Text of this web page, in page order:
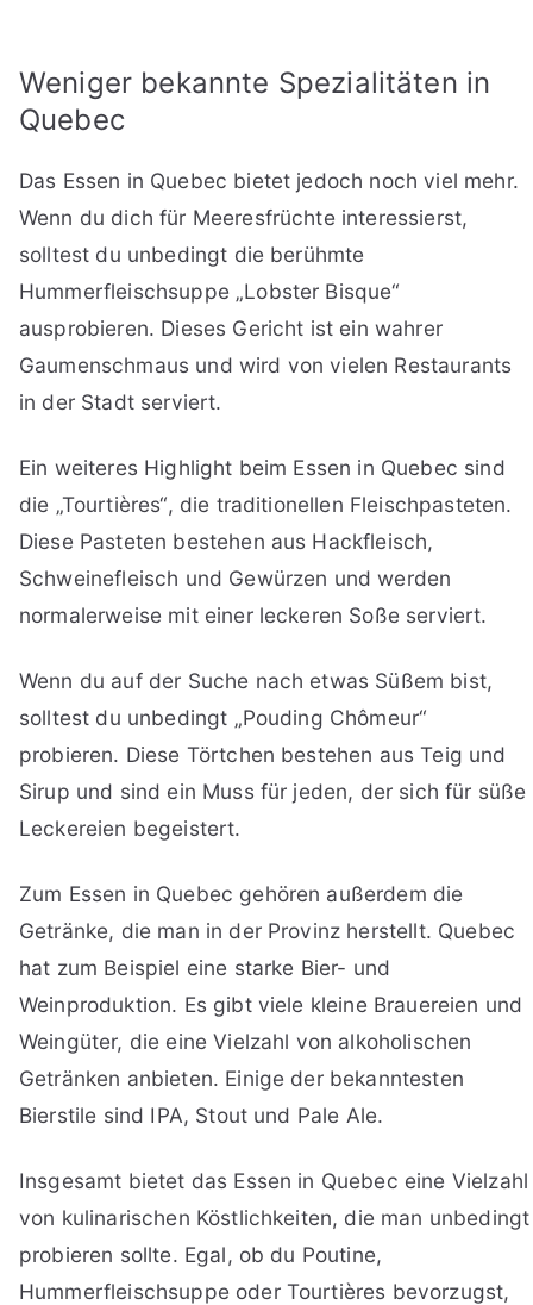
Weniger bekannte Spezialitäten in
Quebec
Das Essen in Quebec bietet jedoch noch viel mehr.
Wenn du dich für Meeresfrüchte interessierst,
solltest du unbedingt die berühmte
Hummerfleischsuppe „Lobster Bisque“
ausprobieren. Dieses Gericht ist ein wahrer
Gaumenschmaus und wird von vielen Restaurants
in der Stadt serviert.
Ein weiteres Highlight beim Essen in Quebec sind
die „Tourtières“, die traditionellen Fleischpasteten.
Diese Pasteten bestehen aus Hackfleisch,
Schweinefleisch und Gewürzen und werden
normalerweise mit einer leckeren Soße serviert.
Wenn du auf der Suche nach etwas Süßem bist,
solltest du unbedingt „Pouding Chômeur“
probieren. Diese Törtchen bestehen aus Teig und
Sirup und sind ein Muss für jeden, der sich für süße
Leckereien begeistert.
Zum Essen in Quebec gehören außerdem die
Getränke, die man in der Provinz herstellt. Quebec
hat zum Beispiel eine starke Bier- und
Weinproduktion. Es gibt viele kleine Brauereien und
Weingüter, die eine Vielzahl von alkoholischen
Getränken anbieten. Einige der bekanntesten
Bierstile sind IPA, Stout und Pale Ale.
Insgesamt bietet das Essen in Quebec eine Vielzahl
von kulinarischen Köstlichkeiten, die man unbedingt
probieren sollte. Egal, ob du Poutine,
Hummerfleischsuppe oder Tourtières bevorzugst,